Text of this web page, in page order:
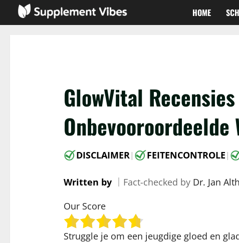
HOME
GlowVital
Onbevooroordeelde
DISCLAIMER| FEITENCONTROLE |
Written by Fact-checked by Dr. Jan
Our Score
Struggle je om een jeugdige gloed en